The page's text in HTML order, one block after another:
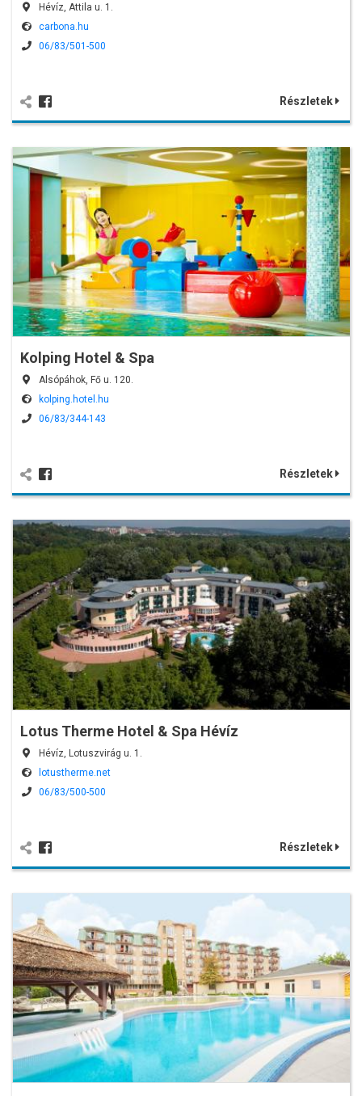
Hévíz, Attila u. 1.
carbona.hu
06/83/501-500
Részletek
Kolping Hotel & Spa
Alsópáhok, Fő u. 120.
kolping.hotel.hu
06/83/344-143
Részletek
Lotus Therme Hotel & Spa Hévíz
Hévíz, Lotuszvirág u. 1.
lotustherme.net
06/83/500-500
Részletek